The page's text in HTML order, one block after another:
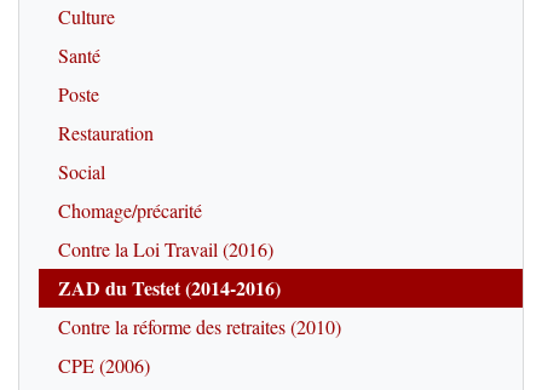
Culture
Santé
Poste
Restauration
Social
Chomage/précarité
Contre la Loi Travail (2016)
ZAD du Testet (2014-2016)
Contre la réforme des retraites (2010)
CPE (2006)